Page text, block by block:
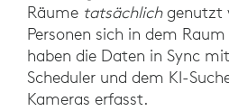
Räume tatsächlichgenutzt
Personen sich in dem
haben die Daten in Sync
Scheduler und dem KI-
Kameras erfasst.